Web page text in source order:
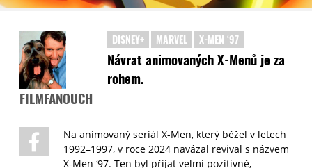
FILMFANOUCH
DISNEY+ MARVEL X-MEN ‘97
Návrat animovaných X-Menů je za
rohem.
Na animovaný seriál X-Men, který běžel v letech
1992–1997, v roce 2024 navázal revival s názvem
X-Men ‘97. Ten byl přijat velmi pozitivně,